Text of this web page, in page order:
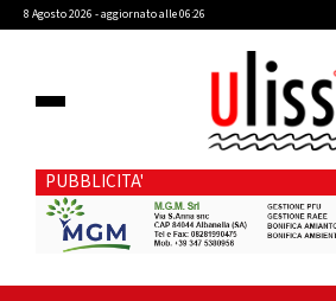
8 Agosto 2026 - aggiornato alle 06:26
PUBBLICITA'